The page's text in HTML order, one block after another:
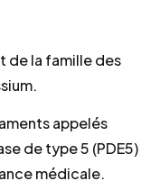
de la famille des
appelés
de type 5 (PDE5)
médicale.